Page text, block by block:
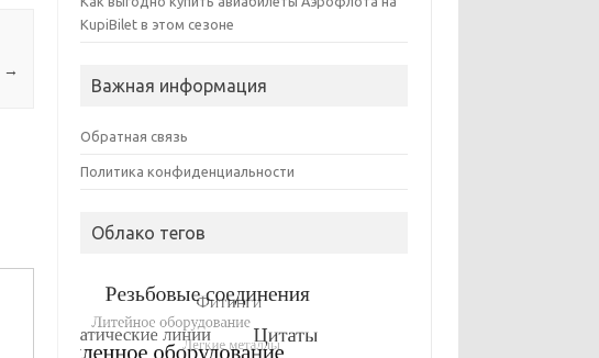
→
KupiBilet в этом сезоне
Важная информация
Обратная связь
Политика конфиденциальности
Облако тегов